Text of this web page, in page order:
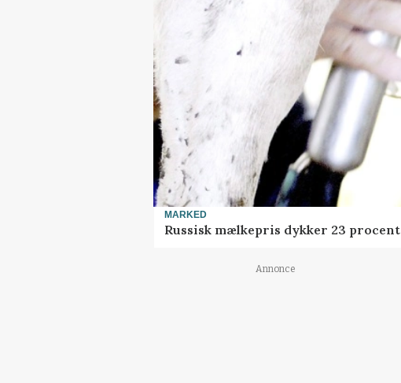
MARKED
Russisk mælkepris dykker 23 procent
Annonce